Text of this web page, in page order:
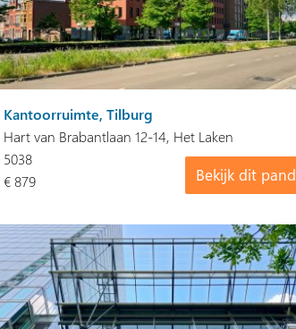
Kantoorruimte, Tilburg
Hart van Brabantlaan 12-14, Het Laken
Bekijk dit pand
5038
€ 879